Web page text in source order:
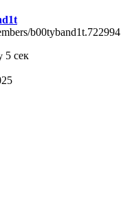
b00tyband1t.722994
5 сек